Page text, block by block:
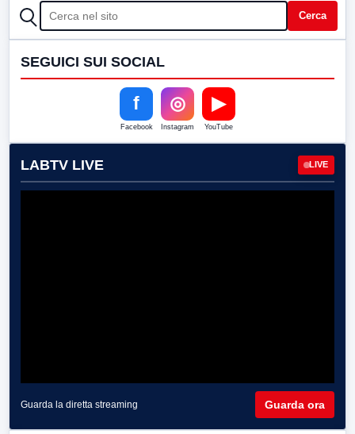
CERCA Cerca
SEGUICI SUI SOCIAL
f
Facebook
◎
Instagram
▶
YouTube
LABTV LIVE LIVE
Guarda la diretta streaming Guarda ora